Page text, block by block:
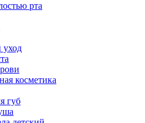
рта
косметика
губ